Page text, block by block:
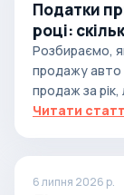
Податки
році:
випадках
Розбираємо,
продажу авто
продаж за рік,
Читати
6 липня 2026 р.